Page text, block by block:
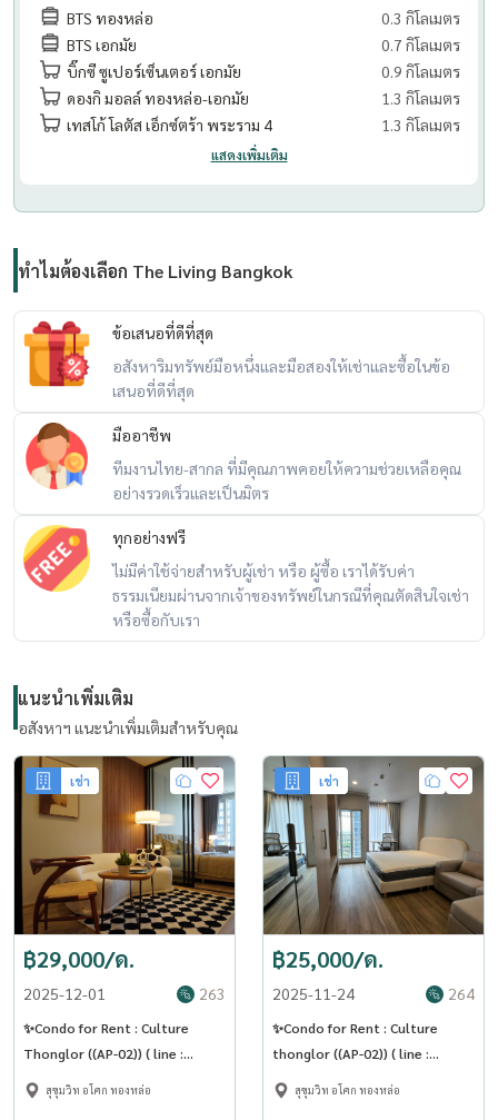
BTS ทองหล่อ
0.3 กิโลเมตร
BTS เอกมัย
0.7 กิโลเมตร
บิ๊กซี ซูเปอร์เซ็นเตอร์ เอกมัย
0.9 กิโลเมตร
ดองกิ มอลล์ ทองหล่อ-เอกมัย
1.3 กิโลเมตร
เทสโก้ โลตัส เอ็กซ์ตร้า พระราม 4
1.3 กิโลเมตร
แสดงเพิ่มเติม
ทำไมต้องเลือก The Living Bangkok
ข้อเสนอที่ดีที่สุด
อสังหาริมทรัพย์มือหนึ่งและมือสองให้เช่าและซื้อในข้อ
เสนอที่ดีที่สุด
มืออาชีพ
ทีมงานไทย-สากล ที่มีคุณภาพคอยให้ความช่วยเหลือคุณ
อย่างรวดเร็วและเป็นมิตร
ทุกอย่างฟรี
ไม่มีค่าใช้จ่ายสำหรับผู้เช่า หรือ ผู้ซื้อ เราได้รับค่า
ธรรมเนียมผ่านจากเจ้าของทรัพย์ในกรณีที่คุณตัดสินใจเช่า
หรือซื้อกับเรา
แนะนำเพิ่มเติม
อสังหาฯ แนะนำเพิ่มเติมสำหรับคุณ
เช่า
฿29,000/ด.
2025-12-01 263
✨Condo for Rent : Culture
Thonglor ((AP-02)) ( line :
@condo91 )
สุขุมวิท อโศก ทองหล่อ
เช่า
฿25,000/ด.
2025-11-24 264
✨Condo for Rent : Culture
thonglor ((AP-02)) ( line :
@condo91 )
สุขุมวิท อโศก ทองหล่อ